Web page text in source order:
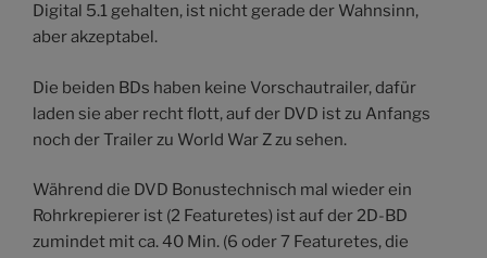
Digital 5.1 gehalten, ist nicht gerade der Wahnsinn,
aber akzeptabel.
Die beiden BDs haben keine Vorschautrailer, dafür
laden sie aber recht flott, auf der DVD ist zu Anfangs
noch der Trailer zu World War Z zu sehen.
Während die DVD Bonustechnisch mal wieder ein
Rohrkrepierer ist (2 Featuretes) ist auf der 2D-BD
zumindet mit ca. 40 Min. (6 oder 7 Featuretes, die